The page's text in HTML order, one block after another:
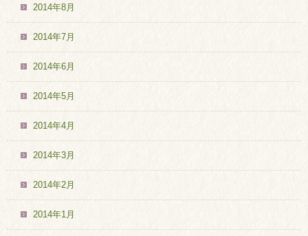
2014年8月
2014年7月
2014年6月
2014年5月
2014年4月
2014年3月
2014年2月
2014年1月